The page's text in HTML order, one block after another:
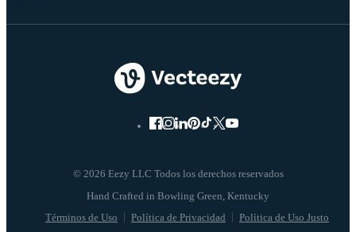
© 2026 Eezy LLC Todos los derechos reservados
Términos de Uso Política de Privacidad Política de Uso Justo